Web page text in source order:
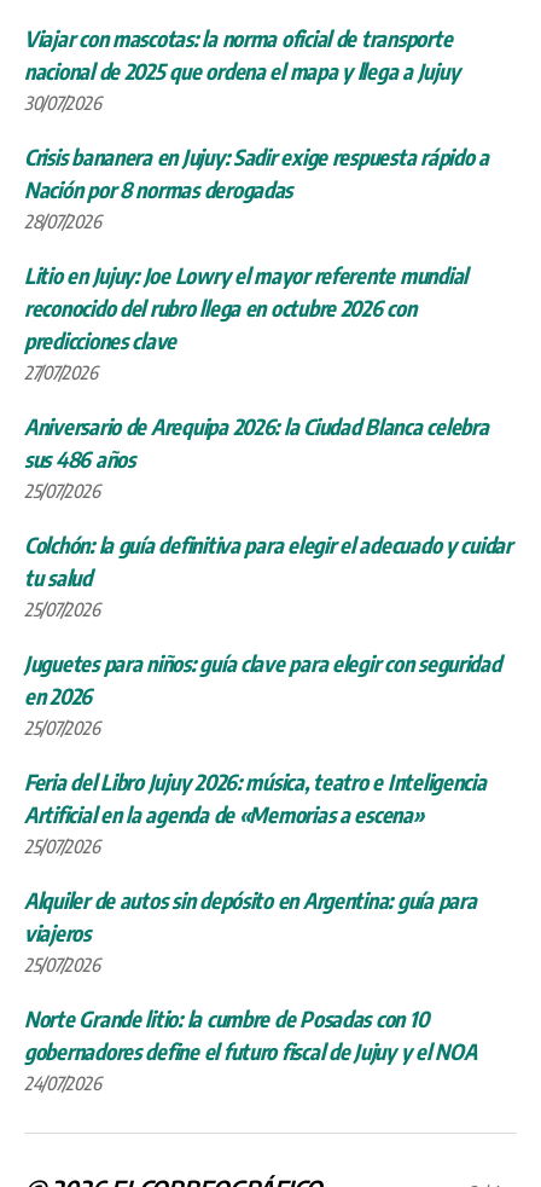
Viajar con mascotas: la norma oficial de transporte
nacional de 2025 que ordena el mapa y llega a Jujuy
30/07/2026
Crisis bananera en Jujuy: Sadir exige respuesta rápido a
Nación por 8 normas derogadas
28/07/2026
Litio en Jujuy: Joe Lowry el mayor referente mundial
reconocido del rubro llega en octubre 2026 con
predicciones clave
27/07/2026
Aniversario de Arequipa 2026: la Ciudad Blanca celebra
sus 486 años
25/07/2026
Colchón: la guía definitiva para elegir el adecuado y cuidar
tu salud
25/07/2026
Juguetes para niños: guía clave para elegir con seguridad
en 2026
25/07/2026
Feria del Libro Jujuy 2026: música, teatro e Inteligencia
Artificial en la agenda de «Memorias a escena»
25/07/2026
Alquiler de autos sin depósito en Argentina: guía para
viajeros
25/07/2026
Norte Grande litio: la cumbre de Posadas con 10
gobernadores define el futuro fiscal de Jujuy y el NOA
24/07/2026